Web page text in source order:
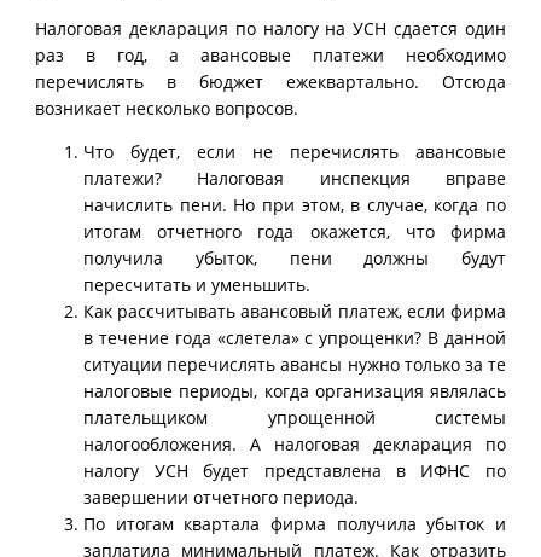
Налоговая декларация по налогу на УСН сдается один
раз в год, а авансовые платежи необходимо
перечислять в бюджет ежеквартально. Отсюда
возникает несколько вопросов.
Что будет, если не перечислять авансовые
платежи? Налоговая инспекция вправе
начислить пени. Но при этом, в случае, когда по
итогам отчетного года окажется, что фирма
получила убыток, пени должны будут
пересчитать и уменьшить.
Как рассчитывать авансовый платеж, если фирма
в течение года «слетела» с упрощенки? В данной
ситуации перечислять авансы нужно только за те
налоговые периоды, когда организация являлась
плательщиком упрощенной системы
налогообложения. А налоговая декларация по
налогу УСН будет представлена в ИФНС по
завершении отчетного периода.
По итогам квартала фирма получила убыток и
заплатила минимальный платеж. Как отразить